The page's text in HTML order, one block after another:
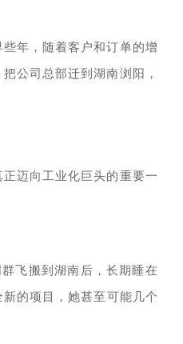
年， 随着客户和订单的增
公司 总部迁到湖南浏阳，
迈向工业化巨头的重要一
群飞搬到湖南后，长期睡在
新的项目，她甚至可能几个